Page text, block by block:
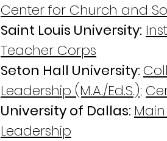
Center for Church and
Saint Louis University:
Teacher Corps
Seton Hall University:
Leadership (M.A./Ed.S.);
University of Dallas:
Leadership